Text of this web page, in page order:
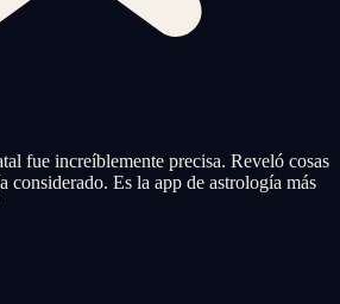
fue increíblemente precisa. Reveló cosas
considerado. Es la app de astrología más